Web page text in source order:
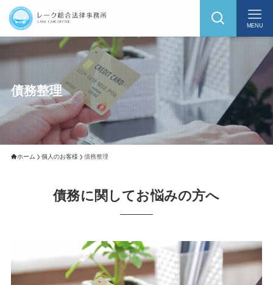
MENU
債務整理
ホーム 個人のお客様 債務整理
債務に関してお悩みの方へ